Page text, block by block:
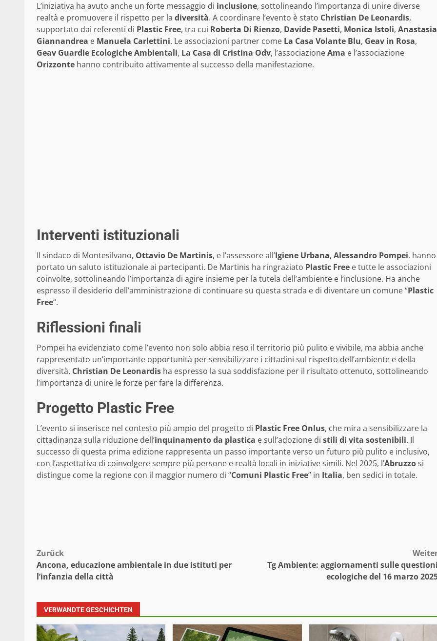
L’iniziativa ha avuto anche un forte messaggio di inclusione, sottolineando l’importanza di unire diverse
realtà e promuovere il rispetto per la diversità. A coordinare l’evento è stato Christian De Leonardis,
supportato dai referenti di Plastic Free, tra cui Roberta Di Rienzo, Davide Pasetti, Monica Istoli, Anastasia
Giannandrea e Manuela Carlettini. Le associazioni partner come La Casa Volante Blu, Geav in Rosa,
Geav Guardie Ecologiche Ambientali, La Casa di Cristina Odv, l’associazioneAma e l’associazione
Orizzonte hanno contribuito attivamente al successo della manifestazione.
Interventi istituzionali
Il sindaco di Montesilvano, Ottavio De Martinis, e l’assessore all’Igiene Urbana, Alessandro Pompei, hanno
portato un saluto istituzionale ai partecipanti. De Martinis ha ringraziato Plastic Free e tutte le associazioni
coinvolte, sottolineando l’importanza di agire insieme per la tutela dell’ambiente e l’inclusione. Ha anche
espresso il desiderio dell’amministrazione di continuare su questa strada e di diventare un comune “Plastic
Free“.
Riflessioni finali
Pompei ha evidenziato come l’evento non solo abbia reso il territorio più pulito e vivibile, ma abbia anche
rappresentato un’importante opportunità per sensibilizzare i cittadini sul rispetto dell’ambiente e della
diversità. Christian De Leonardis ha espresso la sua soddisfazione per il risultato ottenuto, sottolineando
l’importanza di unire le forze per fare la differenza.
Progetto Plastic Free
L’evento si inserisce nel contesto più ampio del progetto di Plastic Free Onlus, che mira a sensibilizzare la
cittadinanza sulla riduzione dell’inquinamento da plastica e sull’adozione di stili di vita sostenibili. Il
successo di questa prima edizione rappresenta un passo importante verso un futuro più pulito e inclusivo,
con l’aspettativa di coinvolgere sempre più persone e realtà locali in iniziative simili. Nel 2025, l’Abruzzosi
distingue come la regione con il maggior numero di “Comuni Plastic Free” in Italia, ben sedici in totale.
Beitragsnavigation
Zurück
Ancona, educazione ambientale in due istituti per
l’infanzia della città
Tg Ambiente: aggiornamenti sulle
ecologiche del 16 marzo
VERWANDTE GESCHICHTEN